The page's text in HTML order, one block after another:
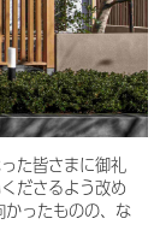
た皆さまに御礼
ださるよう改め
ったものの、な